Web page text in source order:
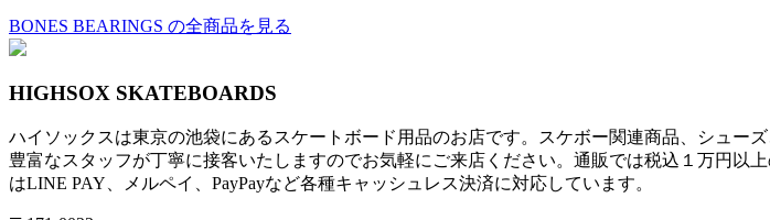
BONES BEARINGS の全商品を見る
HIGHSOX SKATEBOARDS
ハイソックスは東京の池袋にあるスケートボード用品のお店です。スケボー関連商品、シュ
豊富なスタッフが丁寧に接客いたしますのでお気軽にご来店ください。通販では税込１万円
はLINE PAY、メルペイ、PayPayなど各種キャッシュレス決済に対応しています。